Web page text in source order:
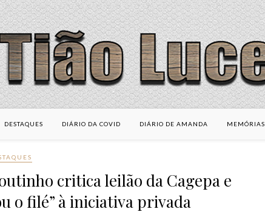
DESTAQUES DIÁRIO DA COVID DIÁRIO DE AMANDA MEMÓRIAS
critica leilão da Cagepa e
o filé” à iniciativa privada